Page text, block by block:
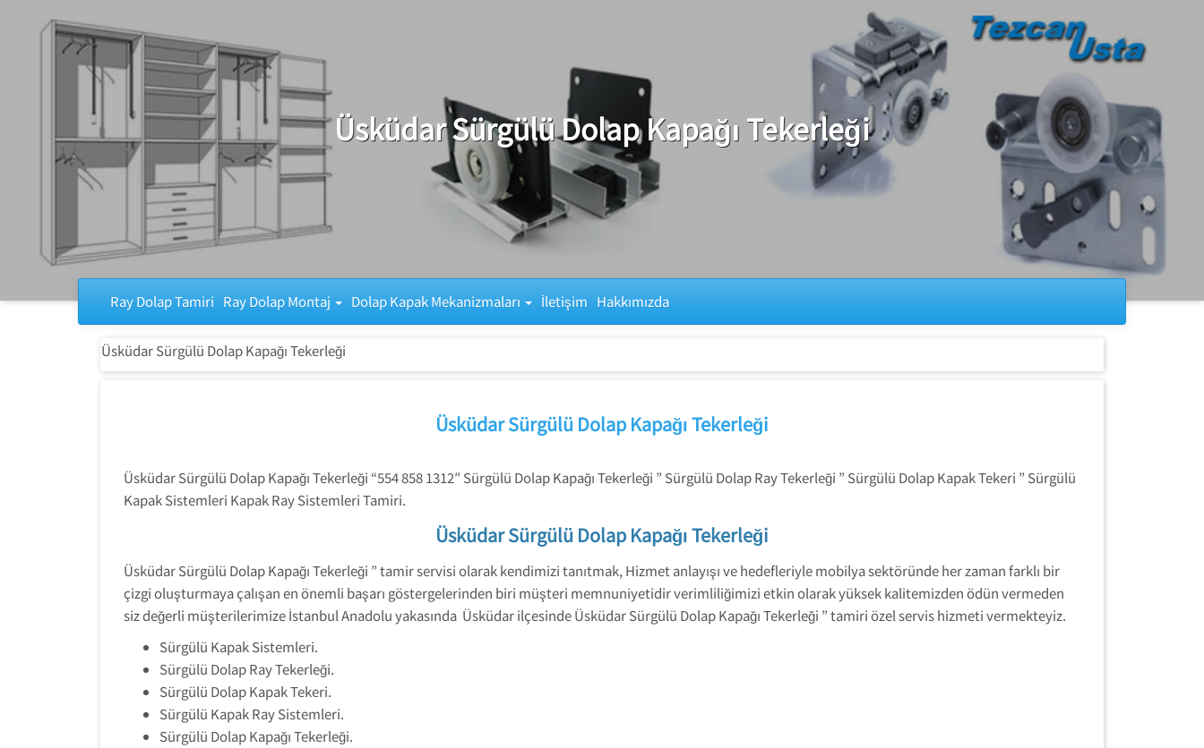
Üsküdar Sürgülü Dolap Kapağı Tekerleği
Ray Dolap Tamiri Ray Dolap Montaj Dolap Kapak Mekanizmaları İletişim Hakkımızda
Üsküdar Sürgülü Dolap Kapağı Tekerleği
Üsküdar Sürgülü Dolap Kapağı Tekerleği
Üsküdar Sürgülü Dolap Kapağı Tekerleği “554 858 1312″ Sürgülü Dolap Kapağı Tekerleği ” Sürgülü Dolap Ray Tekerleği ” Sürgülü Dolap Kapak Tekeri ” Sürgülü
Kapak Sistemleri Kapak Ray Sistemleri Tamiri.
Üsküdar Sürgülü Dolap Kapağı Tekerleği
Üsküdar Sürgülü Dolap Kapağı Tekerleği ” tamir servisi olarak kendimizi tanıtmak, Hizmet anlayışı ve hedefleriyle mobilya sektöründe her zaman farklı bir
çizgi oluşturmaya çalışan en önemli başarı göstergelerinden biri müşteri memnuniyetidir verimliliğimizi etkin olarak yüksek kalitemizden ödün vermeden
siz değerli müşterilerimize İstanbul Anadolu yakasında Üsküdar ilçesinde Üsküdar Sürgülü Dolap Kapağı Tekerleği ” tamiri özel servis hizmeti vermekteyiz.
Sürgülü Kapak Sistemleri.
Sürgülü Dolap Ray Tekerleği.
Sürgülü Dolap Kapak Tekeri.
Sürgülü Kapak Ray Sistemleri.
Sürgülü Dolap Kapağı Tekerleği.